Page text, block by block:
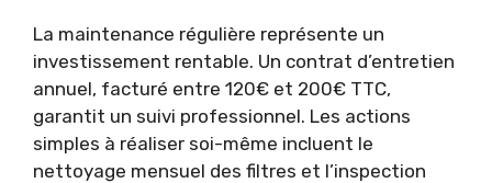
La maintenance régulière représente un
investissement rentable. Un contrat d’entretien
annuel, facturé entre 120€ et 200€ TTC,
garantit un suivi professionnel. Les actions
simples à réaliser soi-même incluent le
nettoyage mensuel des filtres et l’inspection